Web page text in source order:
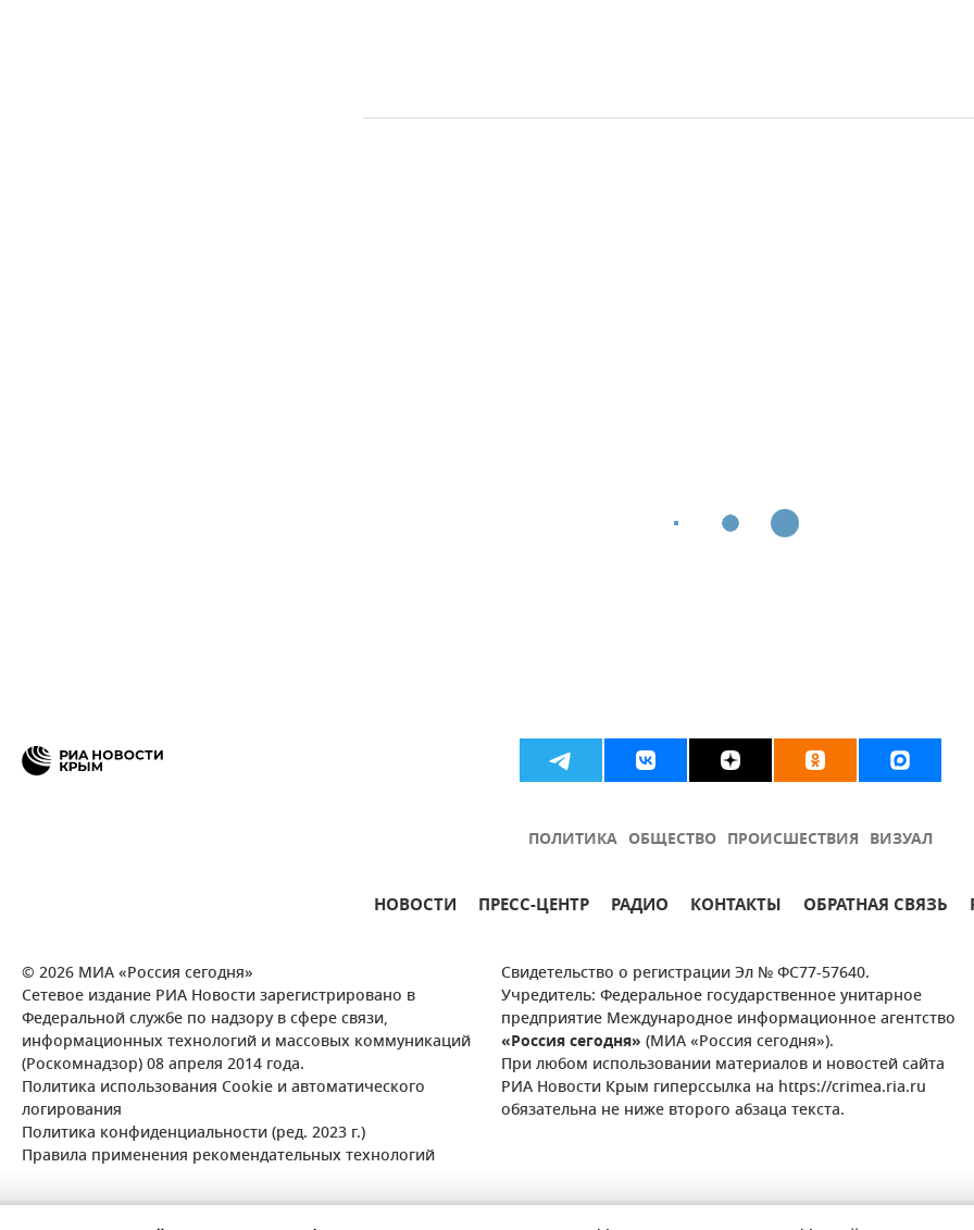
ПОЛИТИКА ОБЩЕСТВО ПРОИСШЕСТВИЯ ВИЗУАЛ
НОВОСТИ ПРЕСС-ЦЕНТР РАДИО КОНТАКТЫ ОБРАТНАЯ СВЯЗЬ
© 2026 МИА «Россия сегодня»
Сетевое издание РИА Новости зарегистрировано в
Федеральной службе по надзору в сфере связи,
информационных технологий и массовых коммуникаций
(Роскомнадзор) 08 апреля 2014 года.
Политика использования Cookie и автоматического
логирования
Политика конфиденциальности (ред. 2023 г.)
Правила применения рекомендательных технологий
Свидетельство о регистрации Эл № ФС77-57640.
Учредитель: Федеральное государственное унитарное
предприятие Международное информационное агентство
«Россия сегодня» (МИА «Россия сегодня»).
При любом использовании материалов и новостей сайта
РИА Новости Крым гиперссылка на https://crimea.ria.ru
обязательна не ниже второго абзаца текста.